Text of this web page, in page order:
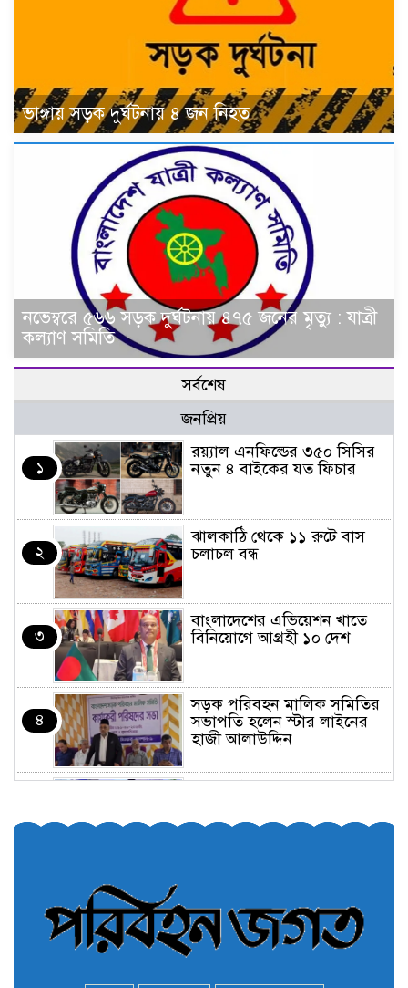
ভাঙ্গায় সড়ক দুর্ঘটনায় ৪ জন নিহত
নভেম্বরে ৫৬৬ সড়ক দুর্ঘটনায় ৪৭৫ জনের মৃত্যু : যাত্রী
কল্যাণ সমিতি
সর্বশেষ
জনপ্রিয়
১
র‌য়্যাল এনফিল্ডের ৩৫০ সিসির
নতুন ৪ বাইকের যত ফিচার
২
ঝালকাঠি থেকে ১১ রুটে বাস
চলাচল বন্ধ
৩
বাংলাদেশের এভিয়েশন খাতে
বিনিয়োগে আগ্রহী ১০ দেশ
৪
সড়ক পরিবহন মালিক সমিতির
সভাপতি হলেন স্টার লাইনের
হাজী আলাউদ্দিন
অনির্দিষ্টকালের জন্য বাংলাদেশে